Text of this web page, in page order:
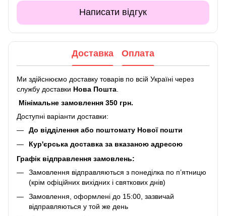
Написати відгук
Доставка Оплата
Ми здійснюємо доставку товарів по всій Україні через
службу доставки Нова Пошта
Мінімальне замовлення 350 грн.
Доступні варіанти доставки:
До відділення або поштомату Нової пошти
Кур'єрська доставка за вказаною адресою
Графік відправлення замовлень:
Замовлення відправляються з понеділка по п’ятницю
(крім офіційних вихідних і святкових днів)
Замовлення, оформлені до 15:00, зазвичай
відправляються у той же день